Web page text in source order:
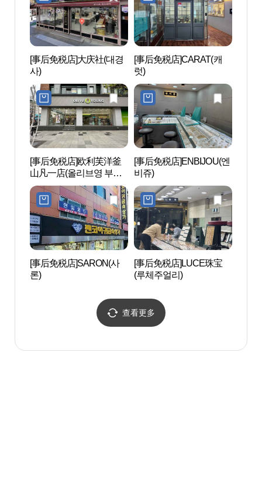
[事后免税店]大庆社(대경
사)
[事后免税店]CARAT(캐
럿)
[事后免税店]欧利芙洋釜
山凡一店(올리브영 부산
범일점)
[事后免税店]ENBIJOU(엔
비쥬)
[事后免税店]SARON(사
론)
[事后免税店]LUCE珠宝
(루체주얼리)
查看更多